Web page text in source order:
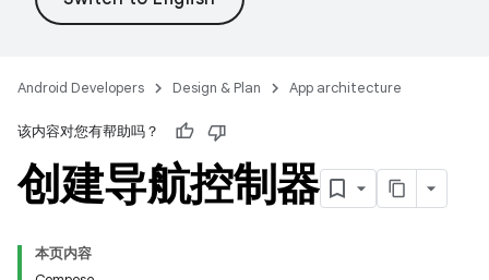
Android Developers Design & Plan App architecture
该内容对您有帮助吗？
创建导航控制器
本页内容